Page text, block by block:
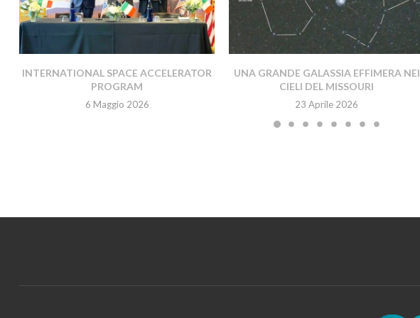
INTERNATIONAL SPACE ACCELERATOR
PROGRAM
6 Maggio 2026
UNA GRANDE GALASSIA EFFIMERA NEI
CIELI DEL MISSOURI
23 Aprile 2026